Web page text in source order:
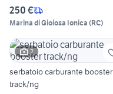
250 €
Marina di Gioiosa Ionica (RC)
2
serbatoio carburante booster
track/ng